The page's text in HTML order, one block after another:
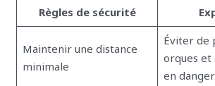
Règles de sécurité
Maintenir une distance
minimale
Éviter de
orques
en danger